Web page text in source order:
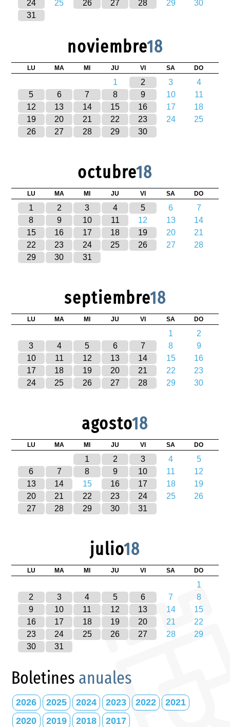
24
25 26 27 28 29
30
31
noviembre18
LU MA MI JU VI SA DO
1 2 3
4
5
6 7 8 9 10
11
12
13 14 15 16 17
18
19
20 21 22 23 24
25
26
27 28 29 30
octubre18
LU MA MI JU VI SA DO
1 2 3 4 5 6
7
8
9 10 11 12 13
14
15
16 17 18 19 20
21
22
23 24 25 26 27
28
29
30 31
septiembre18
LU MA MI JU VI SA DO
1
2
3
4 5 6 7 8
9
10
11 12 13 14 15
16
17
18 19 20 21 22
23
24
25 26 27 28 29 30
agosto18
LU MA MI JU VI SA DO
1 2 3 4
5
6
7 8 9 10 11
12
13
14 15 16 17 18
19
20
21 22 23 24 25
26
27
28 29 30 31
julio18
LU MA MI JU VI SA DO
1
2
3 4 5 6 7
8
9
10 11 12 13 14
15
16
17 18 19 20 21
22
23
24 25 26 27 28
29
30
31
Boletines anuales
2026 2025 2024 2023 2022
2021
2020
2019 2018 2017